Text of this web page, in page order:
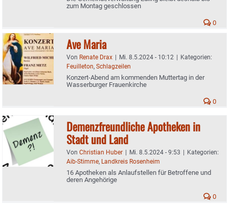
zum Montag geschlossen
0
Ave Maria
Von Renate Drax | Mi. 8.5.2024 - 10:12 | Kategorien:
Feuilleton, Schlagzeilen
Konzert-Abend am kommenden Muttertag in der
Wasserburger Frauenkirche
0
Demenzfreundliche Apotheken in
Stadt und Land
Von Christian Huber | Mi. 8.5.2024 - 9:53 | Kategorien:
Aib-Stimme, Landkreis Rosenheim
16 Apotheken als Anlaufstellen für Betroffene und
deren Angehörige
0